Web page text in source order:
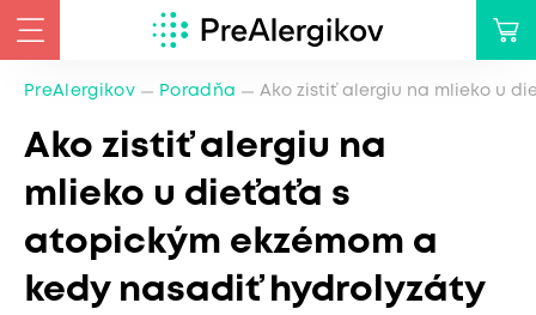
PreAlergikov Poradňa Ako zistiť alergiu na mlieko u
Ako zistiť alergiu na
mlieko u dieťaťa s
atopickým ekzémom a
kedy nasadiť hydrolyzáty